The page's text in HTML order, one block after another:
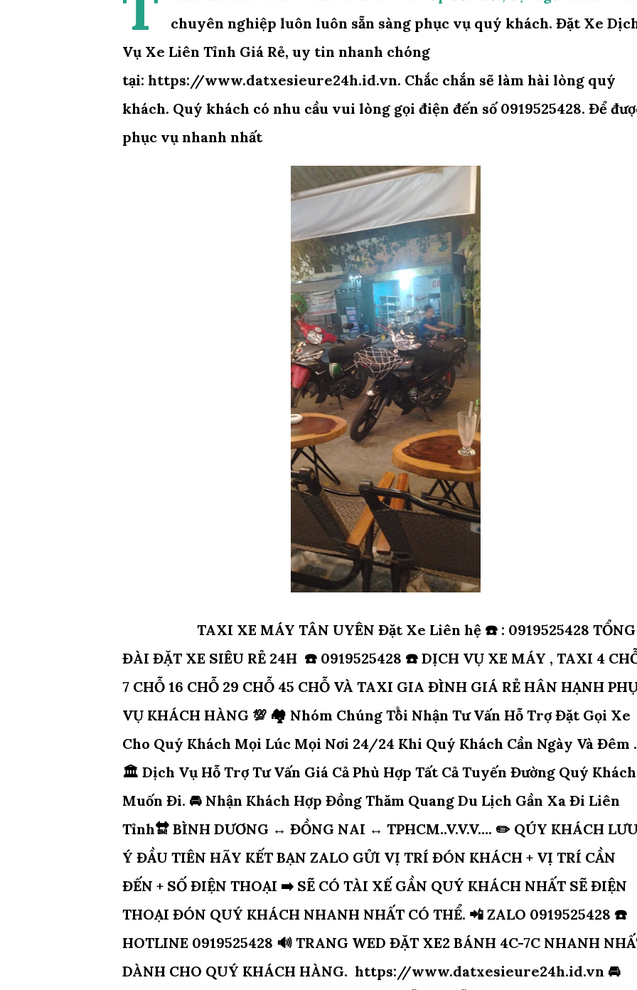
chuyên nghiệp luôn luôn sẵn sàng phục vụ quý khách. Đặt Xe
Vụ Xe Liên Tỉnh Giá Rẻ, uy tin nhanh chóng
tại: https://www.datxesieure24h.id.vn. Chắc chắn sẽ làm hài lòng quý
khách. Quý khách có nhu cầu vui lòng gọi điện đến số 0919525428. Để
phục vụ nhanh nhất
TAXI XE MÁY TÂN UYÊN Đặt Xe Liên hệ ☎️ : 0919525428 TỔNG
ĐÀI ĐẶT XE SIÊU RẺ 24H ☎️ 0919525428 ☎️ DỊCH VỤ XE MÁY , TAXI 4
7 CHỖ 16 CHỖ 29 CHỖ 45 CHỖ VÀ TAXI GIA ĐÌNH GIÁ RẺ HÂN HẠNH
VỤ KHÁCH HÀNG 💯 🏘 Nhóm Chúng Tôi Nhận Tư Vấn Hỗ Trợ Đặt Gọi Xe
Cho Quý Khách Mọi Lúc Mọi Nơi 24/24 Khi Quý Khách Cần Ngày Và Đêm .
🏛 Dịch Vụ Hỗ Trợ Tư Vấn Giá Cả Phù Hợp Tất Cả Tuyến Đường Quý Khách
Muốn Đi. 🚘 Nhận Khách Hợp Đồng Thăm Quang Du Lịch Gần Xa Đi Liên
Tỉnh🔛 BÌNH DƯƠNG ↔️ ĐỒNG NAI ↔️ TPHCM..V.V.V…. ✏️ QÚY KHÁCH
Ý ĐẦU TIÊN HÃY KẾT BẠN ZALO GỬI VỊ TRÍ ĐÓN KHÁCH + VỊ TRÍ CẦN
ĐẾN + SỐ ĐIỆN THOẠI ➡️ SẼ CÓ TÀI XẾ GẦN QUÝ KHÁCH NHẤT SẼ ĐIỆN
THOẠI ĐÓN QUÝ KHÁCH NHANH NHẤT CÓ THỂ. 📲 ZALO 0919525428 ☎️
HOTLINE 0919525428 🔊 TRANG WED ĐẶT XE2 BÁNH 4C-7C NHANH
DÀNH CHO QUÝ KHÁCH HÀNG. https://www.datxesieure24h.id.vn 🚘